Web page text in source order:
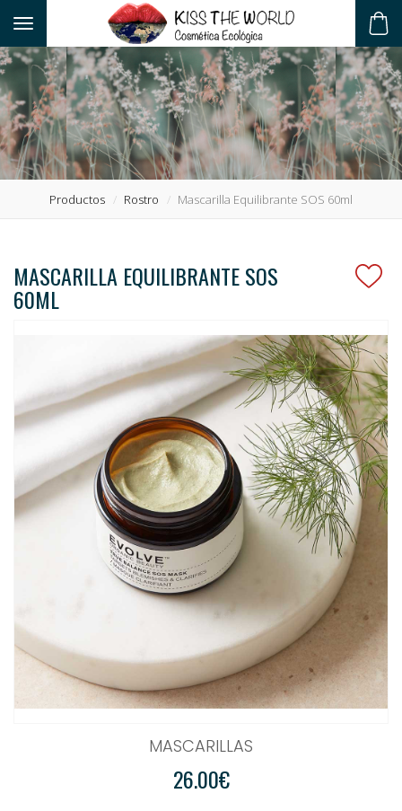
Toggle navigation
Productos Rostro Mascarilla Equilibrante SOS 60ml
MASCARILLA EQUILIBRANTE SOS
60ML
MASCARILLAS
26.00€